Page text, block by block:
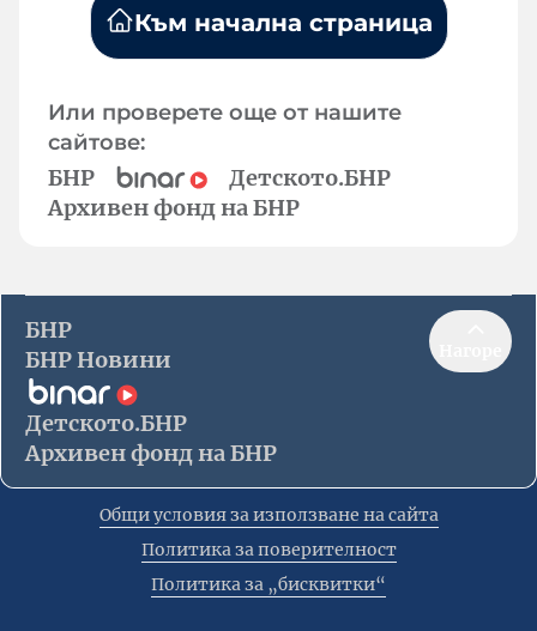
Към начална страница
Или проверете още от нашите
сайтове:
БНР
Детското.БНР
Архивен фонд на БНР
БНР
БНР Новини
Детското.БНР
Архивен фонд на БНР
Общи условия за използване на сайта
Политика за поверителност
Политика за „бисквитки“